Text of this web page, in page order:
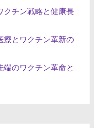
クチン戦略と健康長
療とワクチン革新の
端のワクチン革命と